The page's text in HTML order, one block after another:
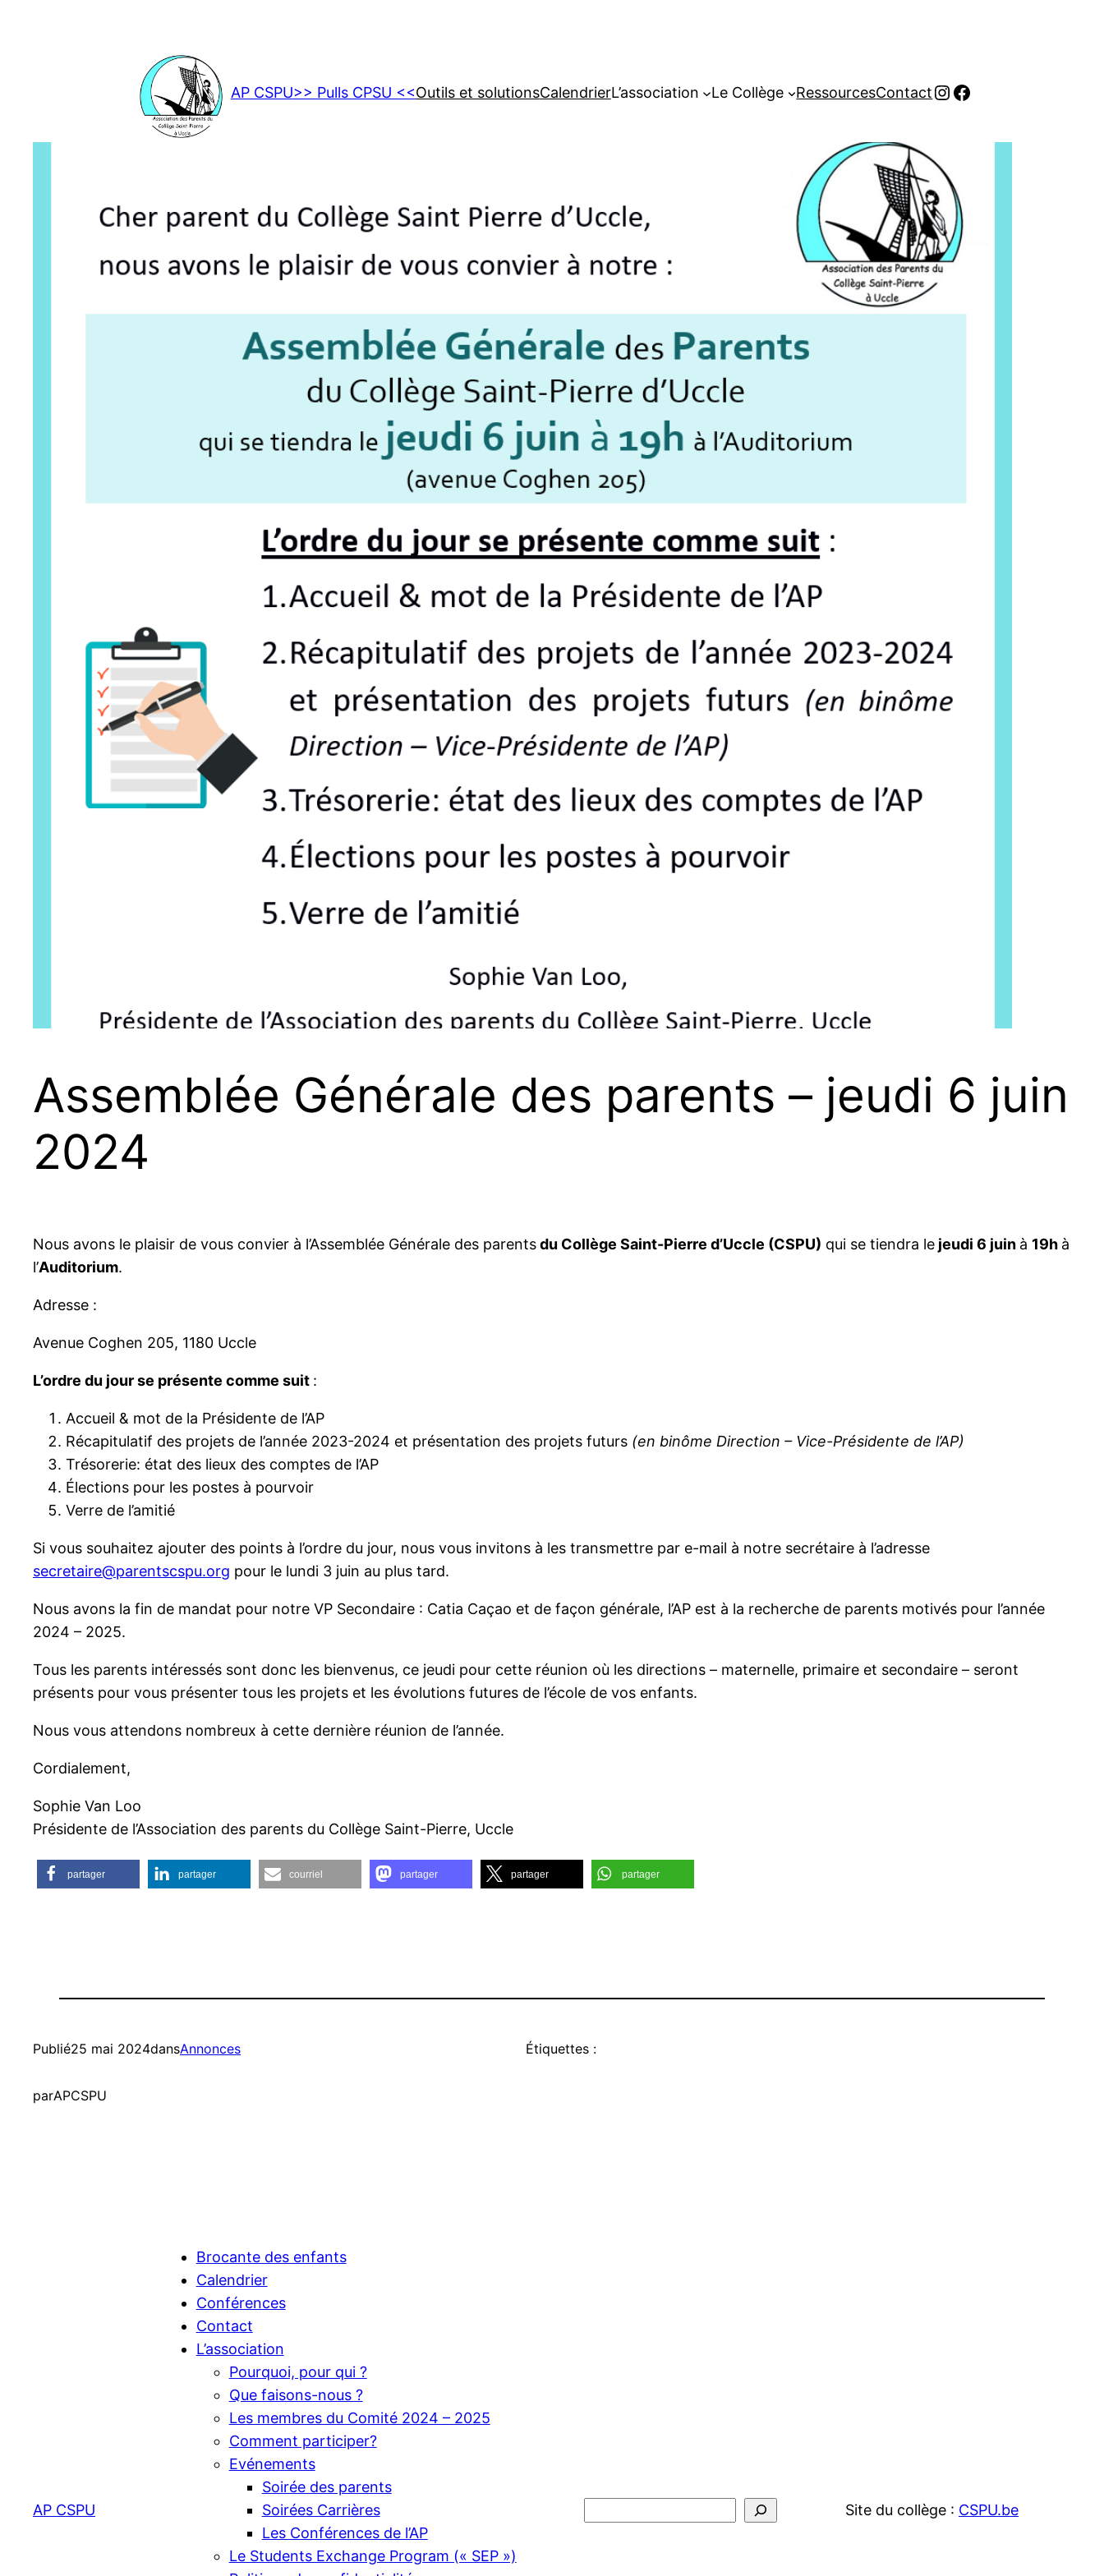
AP CSPU>> Pulls CPSU <<Outils et solutionsCalendrierL’association Le Collège RessourcesContactInstagram
Facebook
Assemblée Générale des parents – jeudi 6 juin
2024
Nous avons le plaisir de vous convier à l’Assemblée Générale des parentsdu Collège Saint-Pierre d’Uccle (CSPU) qui se tiendra le jeudi 6 juin à 19h à
l’Auditorium.
Adresse :
Avenue Coghen 205, 1180 Uccle
L’ordre du jour se présente comme suit :
Accueil & mot de la Présidente de l’AP
Récapitulatif des projets de l’année 2023-2024 et présentation des projets futurs (en binôme Direction – Vice-Présidente de l’AP)
Trésorerie: état des lieux des comptes de l’AP
Élections pour les postes à pourvoir
Verre de l’amitié
Si vous souhaitez ajouter des points à l’ordre du jour, nous vous invitons à les transmettre par e-mail à notre secrétaire à l’adresse
secretaire@parentscspu.org pour le lundi 3 juin au plus tard.
Nous avons la fin de mandat pour notre VP Secondaire : Catia Caçao et de façon générale, l’AP est à la recherche de parents motivés pour l’année
2024 – 2025.
Tous les parents intéressés sont donc les bienvenus, ce jeudi pour cette réunion où les directions – maternelle, primaire et secondaire – seront
présents pour vous présenter tous les projets et les évolutions futures de l’école de vos enfants.
Nous vous attendons nombreux à cette dernière réunion de l’année.
Cordialement,
Sophie Van Loo
Présidente de l’Association des parents du Collège Saint-Pierre, Uccle
partager partager courriel partager partager partager
Publié25 mai 2024dansAnnonces
parAPCSPU
Étiquettes :
AP CSPU
Brocante des enfants
Calendrier
Conférences
Contact
L’association
Pourquoi, pour qui ?
Que faisons-nous ?
Les membres du Comité 2024 – 2025
Comment participer?
Evénements
Soirée des parents
Soirées Carrières
Les Conférences de l’AP
Le Students Exchange Program (« SEP »)
Site du collège : CSPU.be